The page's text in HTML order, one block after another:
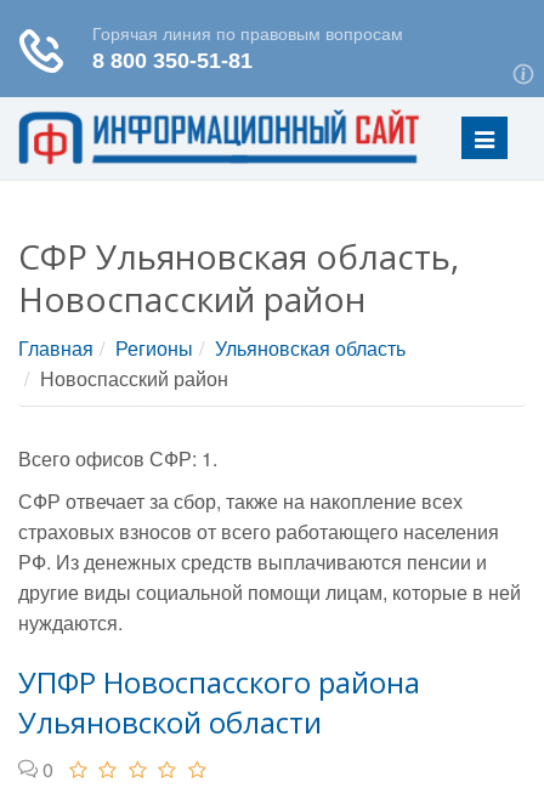
Меню
СФР Ульяновская область,
Новоспасский район
Главная Регионы
Ульяновская область
Новоспасский район
Всего офисов СФР: 1.
СФР отвечает за сбор, также на накопление всех
страховых взносов от всего работающего населения
РФ. Из денежных средств выплачиваются пенсии и
другие виды социальной помощи лицам, которые в ней
нуждаются.
УПФР Новоспасского района
Ульяновской области
0